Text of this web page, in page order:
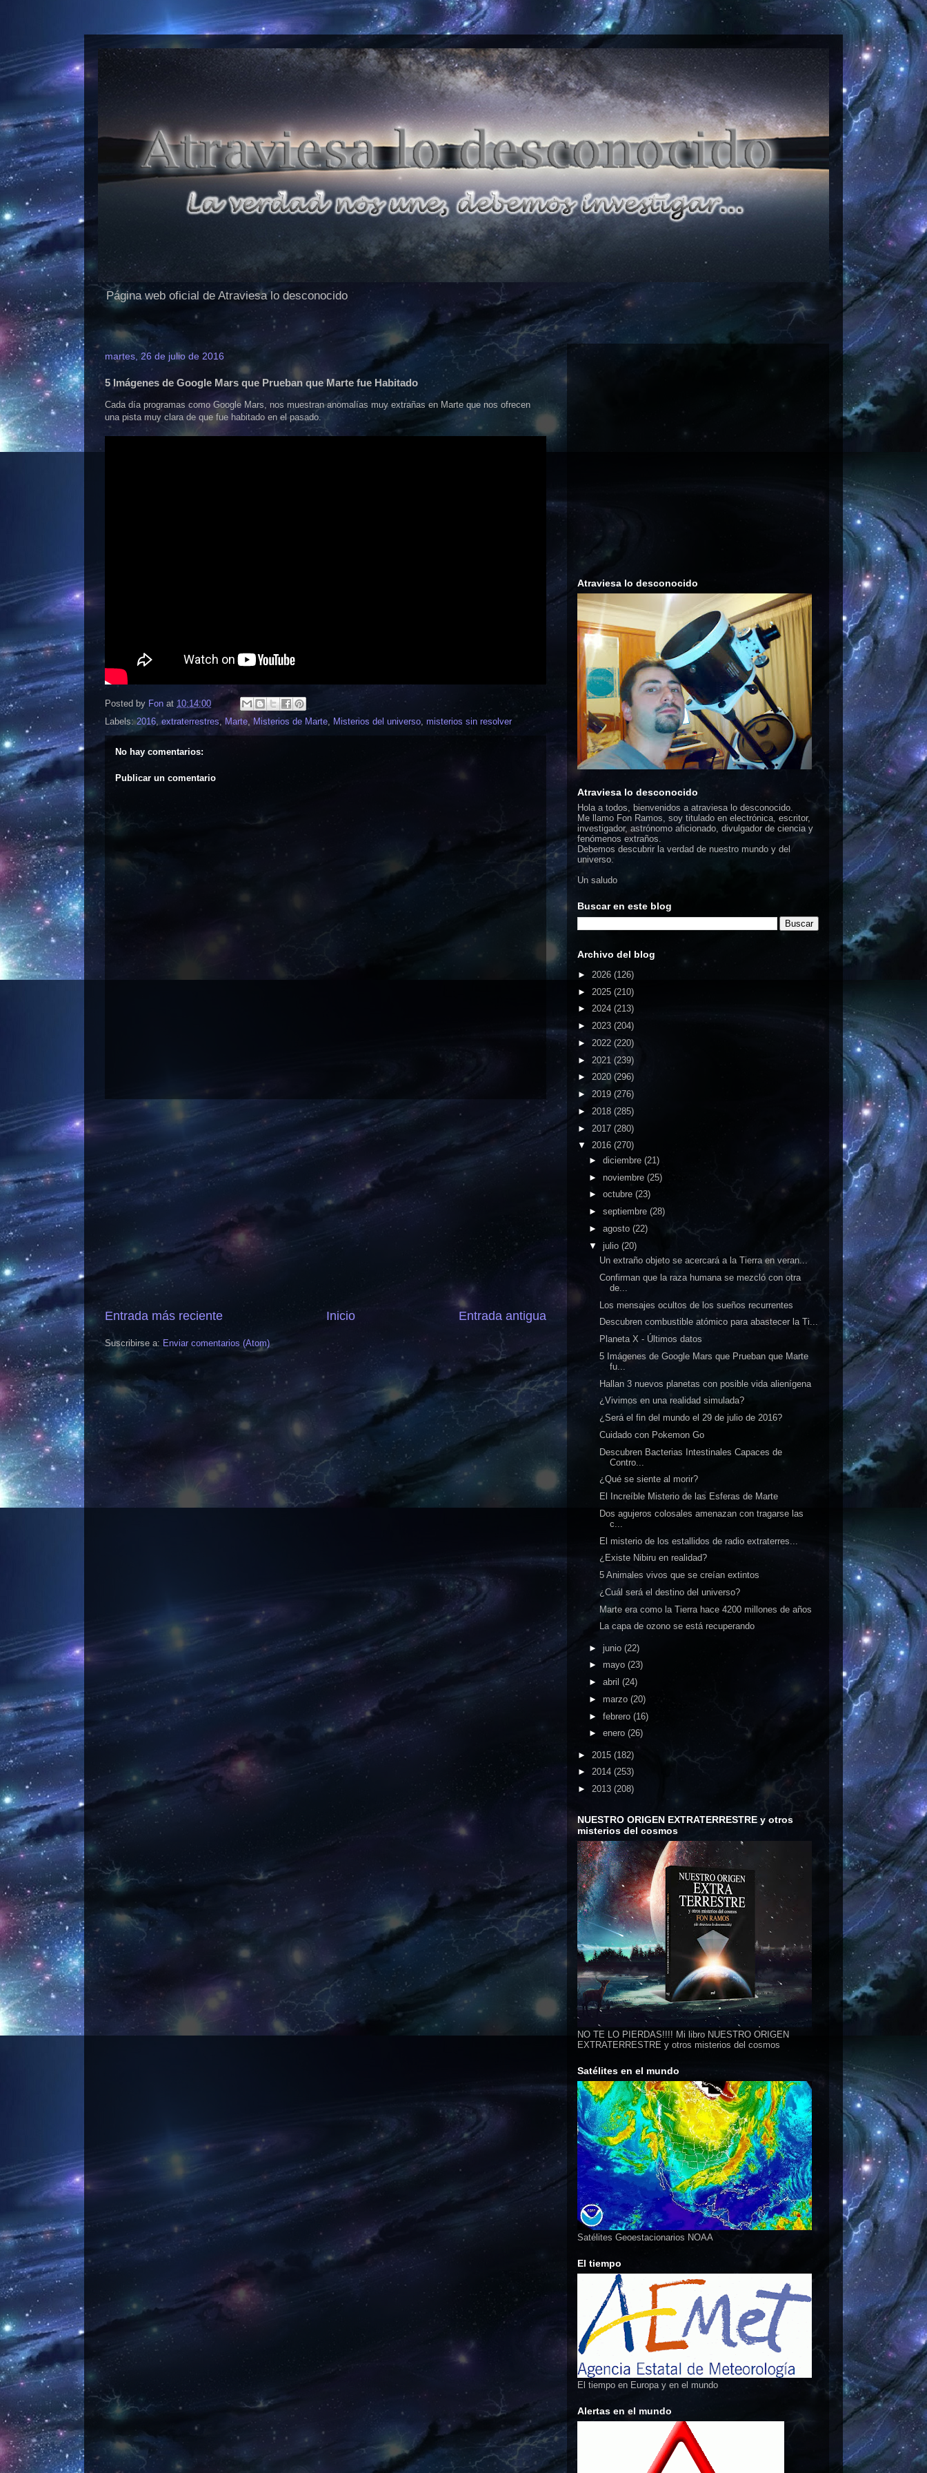
Página web oficial de Atraviesa lo desconocido
martes, 26 de julio de 2016
5 Imágenes de Google Mars que Prueban que Marte fue Habitado
Cada día programas como Google Mars, nos muestran anomalías muy extrañas en Marte que nos ofrecen
una pista muy clara de que fue habitado en el pasado.
Posted by Fon at 10:14:00
Labels:2016, extraterrestres, Marte, Misterios de Marte, Misterios del universo, misterios sin resolver
No hay comentarios:
Publicar un comentario
Entrada más reciente Entrada antigua
Inicio
Suscribirse a: Enviar comentarios (Atom)
Atraviesa lo desconocido
Atraviesa lo desconocido
Hola a todos, bienvenidos a atraviesa lo desconocido.
Me llamo Fon Ramos, soy titulado en electrónica, escritor,
investigador, astrónomo aficionado, divulgador de ciencia y
fenómenos extraños.
Debemos descubrir la verdad de nuestro mundo y del
universo.
Un saludo
Buscar en este blog
Archivo del blog
► 2026 (126)
► 2025 (210)
► 2024 (213)
► 2023 (204)
► 2022 (220)
► 2021 (239)
► 2020 (296)
► 2019 (276)
► 2018 (285)
► 2017 (280)
▼ 2016 (270)
► diciembre (21)
► noviembre (25)
► octubre (23)
► septiembre (28)
► agosto (22)
▼ julio (20)
Un extraño objeto se acercará a la Tierra en veran...
Confirman que la raza humana se mezcló con otra
de...
Los mensajes ocultos de los sueños recurrentes
Descubren combustible atómico para abastecer la Ti...
Planeta X - Últimos datos
5 Imágenes de Google Mars que Prueban que Marte
fu...
Hallan 3 nuevos planetas con posible vida alienígena
¿Vivimos en una realidad simulada?
¿Será el fin del mundo el 29 de julio de 2016?
Cuidado con Pokemon Go
Descubren Bacterias Intestinales Capaces de
Contro...
¿Qué se siente al morir?
El Increíble Misterio de las Esferas de Marte
Dos agujeros colosales amenazan con tragarse las
c...
El misterio de los estallidos de radio extraterres...
¿Existe Nibiru en realidad?
5 Animales vivos que se creían extintos
¿Cuál será el destino del universo?
Marte era como la Tierra hace 4200 millones de años
La capa de ozono se está recuperando
► junio (22)
► mayo (23)
► abril (24)
► marzo (20)
► febrero (16)
► enero (26)
► 2015 (182)
► 2014 (253)
► 2013 (208)
NUESTRO ORIGEN EXTRATERRESTRE y otros
misterios del cosmos
NO TE LO PIERDAS!!!! Mi libro NUESTRO ORIGEN
EXTRATERRESTRE y otros misterios del cosmos
Satélites en el mundo
Satélites Geoestacionarios NOAA
El tiempo
El tiempo en Europa y en el mundo
Alertas en el mundo